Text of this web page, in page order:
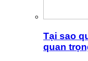
Tại sao
quan